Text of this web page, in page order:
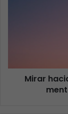
Mirar